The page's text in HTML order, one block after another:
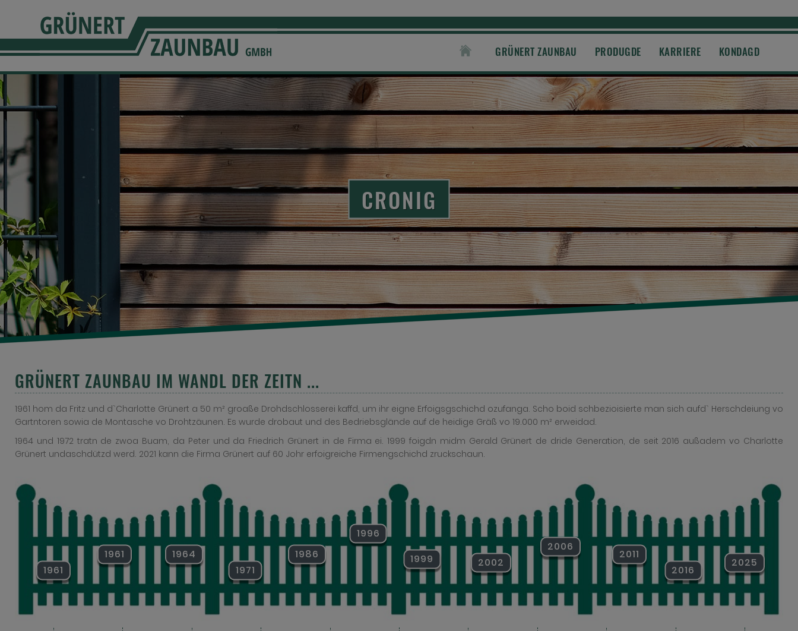
GRÜNERT ZAUNBAU PRODUGDE KARRIERE KONDAGD
CRONIG
GRÜNERT ZAUNBAU IM WANDL DER ZEITN ...
1961 hom da Fritz und d`Charlotte Grünert a 50 m² groaße Drohdschlosserei kaffd, um ihr eigne Erfoigsgschichd ozufanga. Scho boid schbezioisierte man sich aufd` Herschdeiung vo
Gartntoren sowia de Montasche vo Drohtzäunen. Es wurde drobaut und des Bedriebsglände auf de heidige Gräß vo 19.000 m² erweidad.
1964 und 1972 tratn de zwoa Buam, da Peter und da Friedrich Grünert in de Firma ei. 1999 foigdn midm Gerald Grünert de dride Generation, de seit 2016 außadem vo Charlotte
Grünert undaschdützd werd. 2021 kann die Firma Grünert auf 60 Johr erfoigreiche Firmengschichd zruckschaun.
Klickn's auf a Jahr um mehra zu erfahrn:
1961
1961
1964
1971
1986
1996
1999
2002
2006
2011
2016
2025